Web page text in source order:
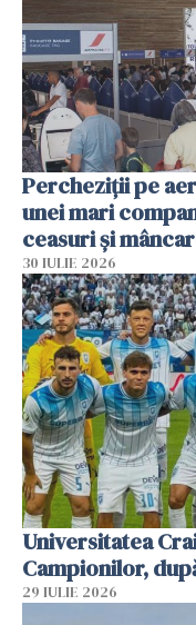
Percheziții pe
unei mari
ceasuri și
30 IULIE 2026
Universitatea
Campionilor,
29 IULIE 2026